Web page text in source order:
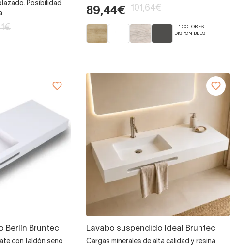
Posibilidad
89,44€ 101,64€
+ 1 COLORES
DISPONIBLES
Berlín Bruntec
con faldòn seno
Lavabo suspendido Ideal Bruntec
Cargas minerales de alta calidad y resina